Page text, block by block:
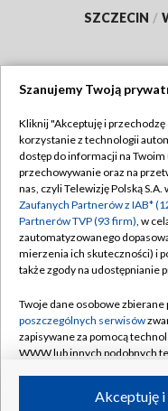
SZCZECIN /
Abonament TVP
Emisja w TVP
Centrum informacji
Naziemna Telewizja
Rada Programowa
System NOS
Informacje o nadawcy
Program dla prasy
Szanujemy Twoją
Kliknij "Akceptuję i
korzystanie z technologii
dostęp do informacji na
przechowywanie oraz na
nas, czyli Telewizję Polską
Zaufanych Partnerów z IAB*
Partnerów TVP (93 firm), w
zautomatyzowanego
mierzenia ich skuteczności) i
także zgody na udostępnianie
Twoje dane osobowe
poszczególnych serwisów
zapisywane za pomocą
WWW lub innych podobnych
ruchu w Internecie.Akceptuję i